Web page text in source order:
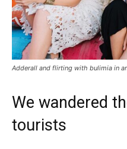
Adderall and flirting with bulimia in
We wandered
tourists